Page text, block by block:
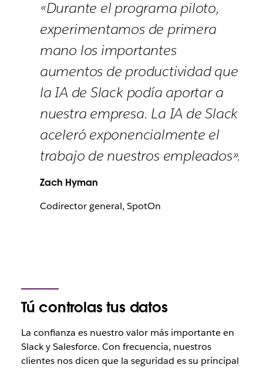
«Durante el programa piloto,
experimentamos de primera
mano los importantes
aumentos de productividad que
la IA de Slack podía aportar a
nuestra empresa. La IA de Slack
aceleró exponencialmente el
trabajo de nuestros empleados».
Zach Hyman
Codirector general, SpotOn
Tú controlas tus datos
La confianza es nuestro valor más importante en
Slack y Salesforce. Con frecuencia, nuestros
clientes nos dicen que la seguridad es su principal